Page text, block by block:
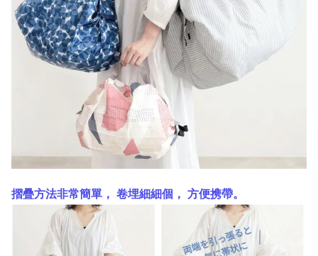
摺疊方法非常簡單， 卷埋細細個， 方便携帶。